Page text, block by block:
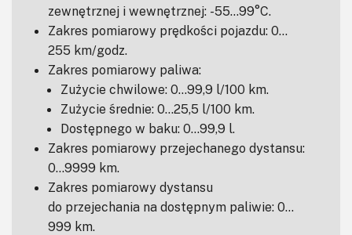
zewnętrznej i wewnętrznej: -55…99°C.
Zakres pomiarowy prędkości pojazdu: 0…
255 km/godz.
Zakres pomiarowy paliwa:
Zużycie chwilowe: 0…99,9 l/100 km.
Zużycie średnie: 0…25,5 l/100 km.
Dostępnego w baku: 0…99,9 l.
Zakres pomiarowy przejechanego dystansu:
0…9999 km.
Zakres pomiarowy dystansu
do przejechania na dostępnym paliwie: 0…
999 km.